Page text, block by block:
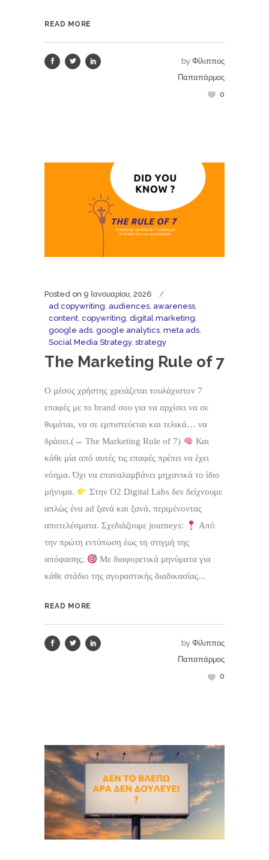
READ MORE
by Φίλιππος
Παπαπάρμος
0
Posted on 9 Ιανουαρίου, 2026
ad copywriting, audiences, awareness,
content, copywriting, digital marketing,
google ads, google analytics, meta ads,
Social Media Strategy, strategy
The Marketing Rule of 7
Ο μέσος χρήστης χρειάζεται τουλάχιστον 7
επαφές με το brand σου για να αρχίσει να σε
θυμάται, να σε εμπιστεύεται και τελικά… να
δράσει.(→ The Marketing Rule of 7)
Και
κάθε μία από αυτές τις επαφές πρέπει να έχει
νόημα. Όχι να επαναλαμβάνει μηχανικά το ίδιο
μήνυμα.
Στην O2 Digital Labs δεν δείχνουμε
απλώς ένα ad ξανά και ξανά, περιμένοντας
αποτελέσματα. Σχεδιάζουμε journeys:
Από
την πρώτη εντύπωση έως τη στιγμή της
απόφασης.
Με διαφορετικά μηνύματα για
κάθε στάδιο της αγοραστικής διαδικασίας...
READ MORE
by Φίλιππος
Παπαπάρμος
0